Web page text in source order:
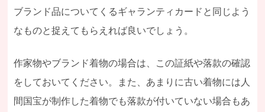
ブランド品についてくるギャランティカードと同じよう
なものと捉えてもらえれば良いでしょう。
作家物やブランド着物の場合は、この証紙や落款の確認
をしておいてください。また、あまりに古い着物には人
間国宝が制作した着物でも落款が付いていない場合もあ